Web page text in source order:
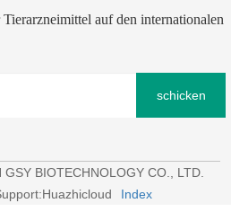
auf den internationalen
schicken
BIOTECHNOLOGY CO., LTD.
Index